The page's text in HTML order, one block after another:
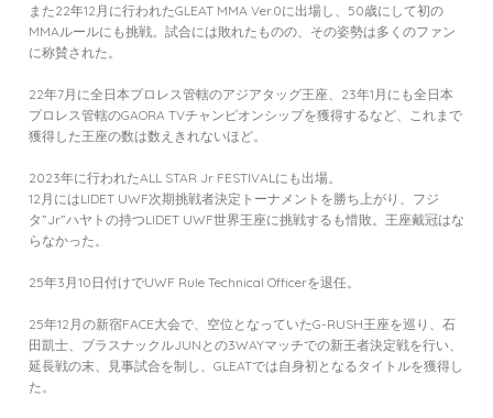
また22年12月に行われたGLEAT MMA Ver.0に出場し、50歳にして初の
MMAルールにも挑戦。試合には敗れたものの、その姿勢は多くのファン
に称賛された。
22年7月に全日本プロレス管轄のアジアタッグ王座、23年1月にも全日本
プロレス管轄のGAORA TVチャンピオンシップを獲得するなど、これまで
獲得した王座の数は数えきれないほど。
2023年に行われたALL STAR Jr FESTIVALにも出場。
12月にはLIDET UWF次期挑戦者決定トーナメントを勝ち上がり、フジ
タ”Jr”ハヤトの持つLIDET UWF世界王座に挑戦するも惜敗。王座戴冠はな
らなかった。
25年3月10日付けでUWF Rule Technical Officerを退任。
25年12月の新宿FACE大会で、空位となっていたG-RUSH王座を巡り、石
田凱士、ブラスナックルJUNとの3WAYマッチでの新王者決定戦を行い、
延長戦の末、見事試合を制し、GLEATでは自身初となるタイトルを獲得し
た。